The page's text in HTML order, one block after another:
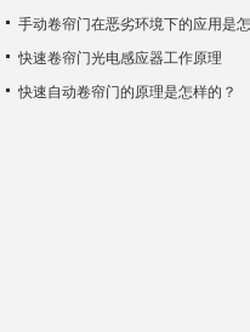
快速卷帘门光电感应器工作原理
快速自动卷帘门的原理是怎样的？